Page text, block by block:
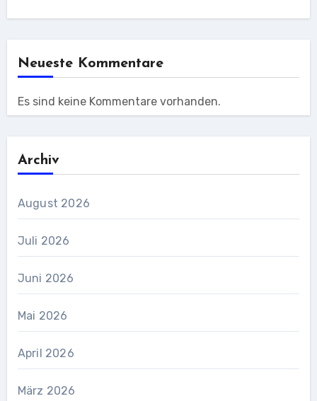
Neueste Kommentare
Es sind keine Kommentare vorhanden.
Archiv
August 2026
Juli 2026
Juni 2026
Mai 2026
April 2026
März 2026